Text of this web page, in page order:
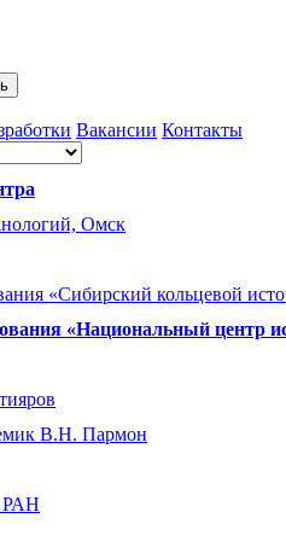
Вакансии Контакты
Омск
«Сибирский кольцевой
«Национальный центр
В.Н. Пармон
РАН